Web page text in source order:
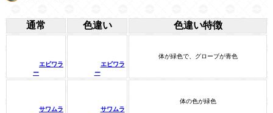
通常 色違い 色違い特徴
エビワラ
ー
エビワラ
ー
体が緑色で、グローブが青色
サワムラ
サワムラ
体の色が緑色